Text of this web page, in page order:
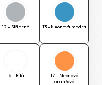
12 - Stříbrná 13 - Neonová modrá
16 - Bílá
17 - Neonová
oranžová